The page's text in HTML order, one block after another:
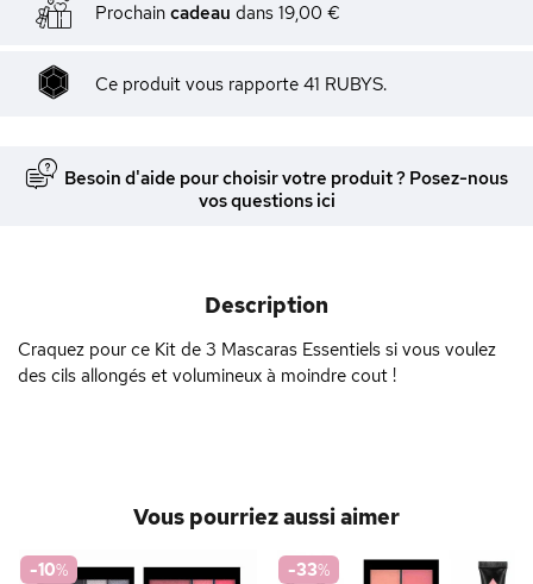
Prochain cadeau dans 19,00 €
Ce produit vous rapporte 41 RUBYS.
Besoin d'aide pour choisir votre produit ? Posez-nous
vos questions ici
Description
Craquez pour ce Kit de 3 Mascaras Essentiels si vous voulez
des cils allongés et volumineux à moindre cout !
Vous pourriez aussi aimer
-10% -33%